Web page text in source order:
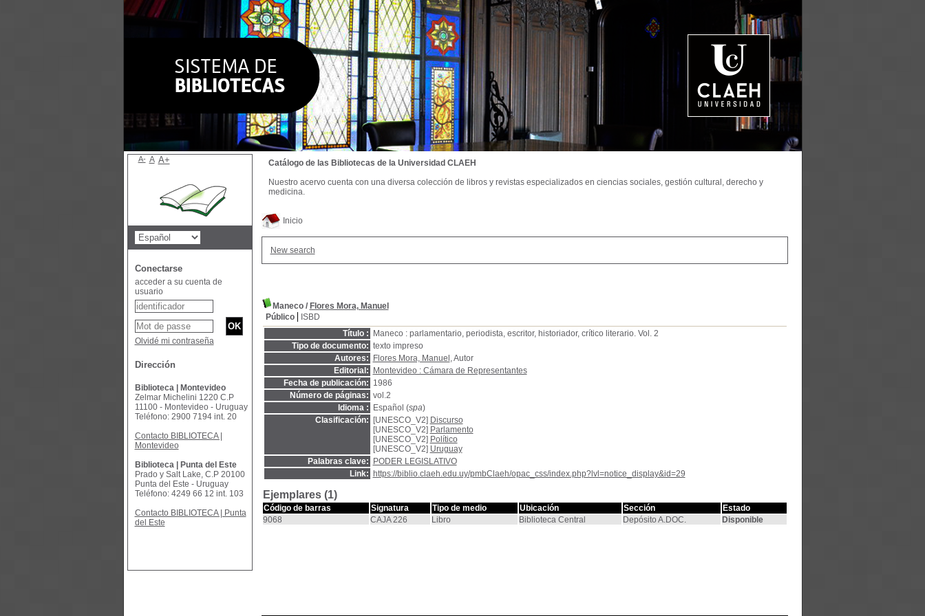
Inicio
New search
Maneco/ Flores Mora, Manuel
Público
ISBD
Título :
Maneco : parlamentario, periodista, escritor, historiador, crítico literario. Vol. 2
Tipo de documento: texto impreso
Autores:
Flores Mora, Manuel , Autor
Editorial:
Montevideo : Cámara de Representantes
Fecha de publicación: 1986
Número de páginas: vol.2
Idioma :
Español (spa)
Clasificación:
[UNESCO_V2] Discurso
[UNESCO_V2] Parlamento
[UNESCO_V2] Político
[UNESCO_V2] Uruguay
Palabras clave:
PODER LEGISLATIVO
Link:
https://biblio.claeh.edu.uy/pmbClaeh/opac_css/index.php?lvl=notice_display&id=29
Ejemplares (1)
Código de barras Signatura Tipo de medio Ubicación Sección
Estado
9068
CAJA 226 Libro Biblioteca Central Depósito A.DOC. Disponible
Catálogo de las Bibliotecas de la Universidad CLAEH
Nuestro acervo cuenta con una diversa colección de libros y revistas especializados en ciencias sociales, gestión cultural, derecho y
medicina.
A- A A+
Conectarse
acceder a su cuenta de
usuario
Olvidé mi contraseña
Dirección
Biblioteca | Montevideo
Zelmar Michelini 1220 C.P
11100 - Montevideo - Uruguay
Teléfono: 2900 7194 int. 20
Contacto BIBLIOTECA |
Montevideo
Biblioteca | Punta del Este
Prado y Salt Lake, C.P 20100
Punta del Este - Uruguay
Teléfono: 4249 66 12 int. 103
Contacto BIBLIOTECA | Punta
del Este